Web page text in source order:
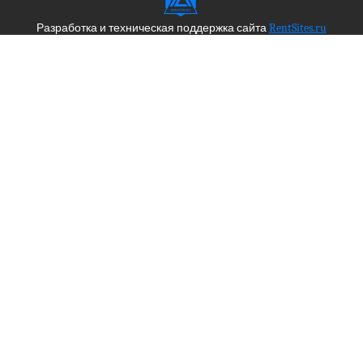
Разработка и техническая поддержка сайтаRentSites.ru